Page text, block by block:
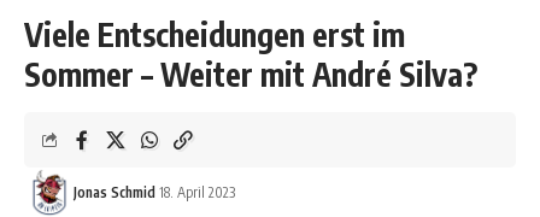
Viele Entscheidungen erst im
Sommer – Weiter mit André Silva?
Jonas Schmid 18. April 2023